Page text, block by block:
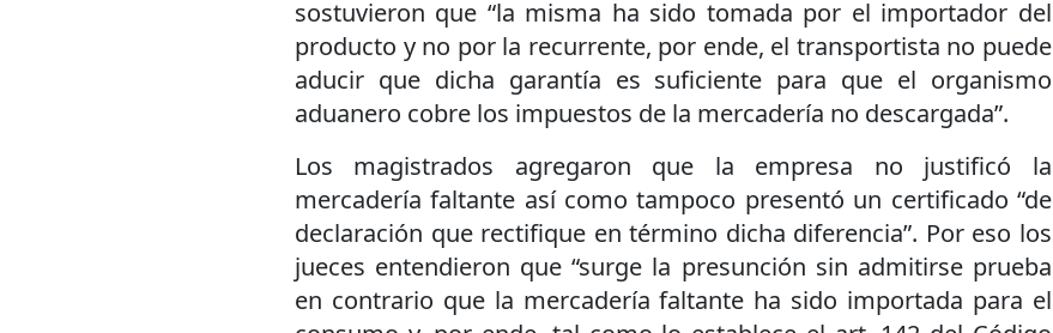
sostuvieron que “la misma ha sido tomada por el importador del
producto y no por la recurrente, por ende, el transportista no puede
aducir que dicha garantía es suficiente para que el organismo
aduanero cobre los impuestos de la mercadería no descargada”.
Los magistrados agregaron que la empresa no justificó la
mercadería faltante así como tampoco presentó un certificado “de
declaración que rectifique en término dicha diferencia”. Por eso los
jueces entendieron que “surge la presunción sin admitirse prueba
en contrario que la mercadería faltante ha sido importada para el